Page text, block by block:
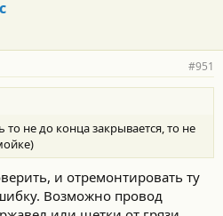
#951
то не до конца закрывается, то не
и отремонтировать ту
Возможно провод